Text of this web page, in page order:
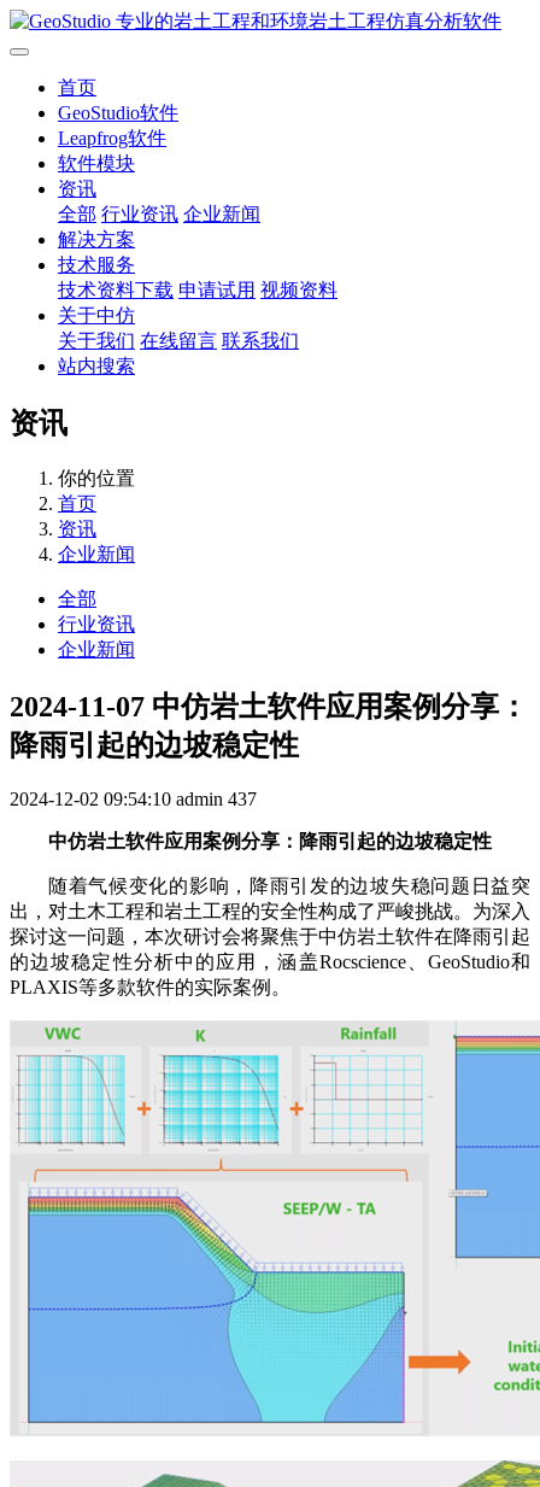
首页
GeoStudio软件
Leapfrog软件
软件模块
资讯
全部 行业资讯 企业新闻
解决方案
技术服务
技术资料下载 申请试用 视频资料
关于中仿
关于我们 在线留言 联系我们
站内搜索
资讯
你的位置
首页
资讯
企业新闻
全部
行业资讯
企业新闻
2024-11-07 中仿岩土软件应用案例分享：
降雨引起的边坡稳定性
2024-12-02 09:54:10 admin 437
中仿岩土软件应用案例分享：降雨引起的边坡稳定性
随着气候变化的影响，降雨引发的边坡失稳问题日益突
出，对土木工程和岩土工程的安全性构成了严峻挑战。为深入
探讨这一问题，本次研讨会将聚焦于中仿岩土软件在降雨引起
的边坡稳定性分析中的应用，涵盖Rocscience、GeoStudio和
PLAXIS等多款软件的实际案例。